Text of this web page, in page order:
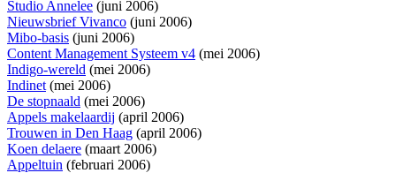
Studio Annelee (juni 2006)
Nieuwsbrief Vivanco (juni 2006)
Mibo-basis (juni 2006)
Content Management Systeem v4 (mei 2006)
Indigo-wereld (mei 2006)
Indinet(mei 2006)
De stopnaald (mei 2006)
Appels makelaardij (april 2006)
Trouwen in Den Haag (april 2006)
Koen delaere (maart 2006)
Appeltuin (februari 2006)